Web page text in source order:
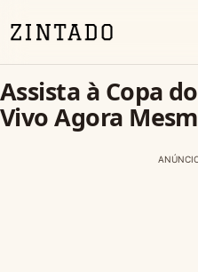
Assista à Copa
Vivo Agora